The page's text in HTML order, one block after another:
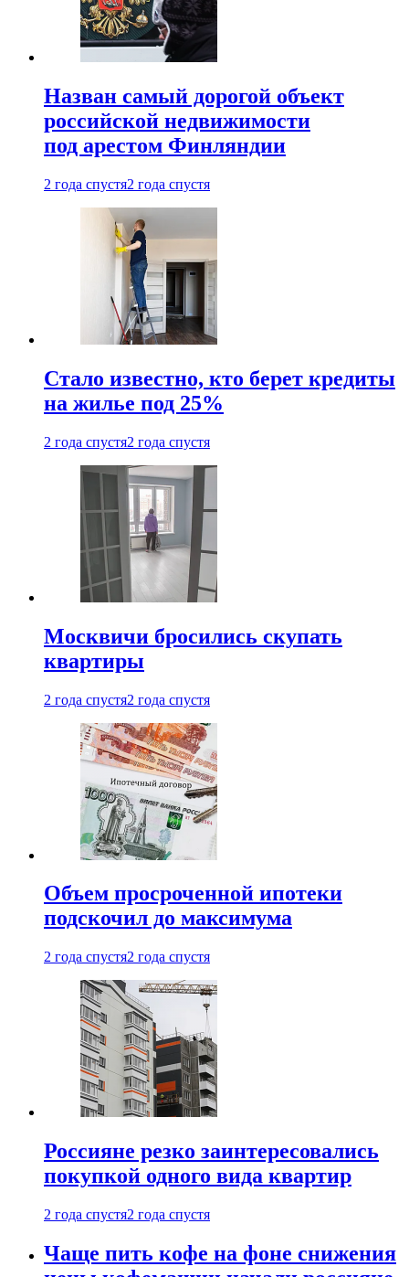
Назван самый дорогой объект
российской недвижимости
под арестом Финляндии
2 года спустя2 года спустя
Стало известно, кто берет кредиты
на жилье под 25%
2 года спустя2 года спустя
Москвичи бросились скупать
квартиры
2 года спустя2 года спустя
Объем просроченной ипотеки
подскочил до максимума
2 года спустя2 года спустя
Россияне резко заинтересовались
покупкой одного вида квартир
2 года спустя2 года спустя
Чаще пить кофе на фоне снижения